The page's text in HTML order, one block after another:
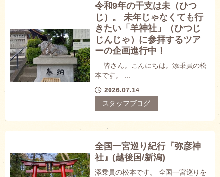
令和9年の干支は未（ひつ
じ）。 未年じゃなくても行
きたい「羊神社」（ひつじ
じんじゃ）に参拝するツア
ーの企画進行中！
皆さん。こんにちは。添乗員の松
本です。 ...
2026.07.14
スタッフブログ
全国一宮巡り紀行『弥彦神
社』(越後国/新潟)
添乗員の松本です。 全国一宮巡りを